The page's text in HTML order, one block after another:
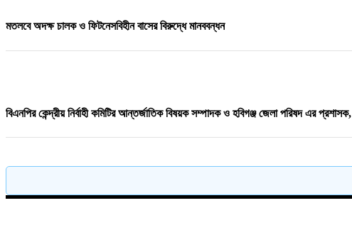
মতলবে অদক্ষ চালক ও ফিটনেসবিহীন বাসের বিরুদ্ধে মানববন্ধন
বিএনপির কেন্দ্রীয় নির্বাহী কমিটির আন্তর্জাতিক বিষয়ক সম্পাদক ও হবিগঞ্জ জেলা পরিষদ এর
পাঁচ দেশি মাছে মিলল মাইক্রোপ্লাস্টিক, সবচেয়ে বেশি কই মাছে